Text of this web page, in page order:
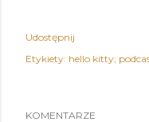
Udostępnij
Etykiety: hello kitty;
KOMENTARZE